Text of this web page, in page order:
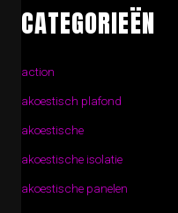
CATEGORIEËN
action
akoestisch plafond
akoestische
akoestische isolatie
akoestische panelen